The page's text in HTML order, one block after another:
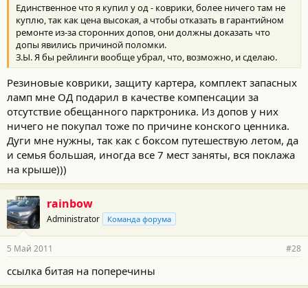
Единственное что я купил у од - коврики, более ничего там не
куплю, так как цена высокая, а чтобы отказать в гарантийном
ремонте из-за сторонних допов, они должны доказать что
допы явились причиной поломки.
З.Ы. Я бы рейлинги вообще убрал, что, возможно, и сделаю.
Резиновые коврики, защиту картера, комплект запасных
ламп мне ОД подарил в качестве компенсации за
отсутствие обещанного парктроника. Из допов у них
ничего не покупал тоже по причине конского ценника.
Дуги мне нужны, так как с боксом путешествую летом, да
и семья большая, иногда все 7 мест заняты, вся поклажа
на крыше)))
rainbow
Administrator Команда форума
5 Май 2011 #28
ссылка битая на поперечины